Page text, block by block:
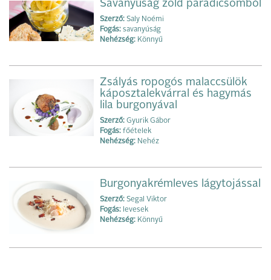
Savanyúság zöld paradicsomból
Szerző: Saly Noémi
Fogás: savanyúság
Nehézség: Könnyű
Zsályás ropogós malaccsülök
káposztalekvárral és hagymás
lila burgonyával
Szerző: Gyurik Gábor
Fogás: főételek
Nehézség: Nehéz
Burgonyakrémleves lágytojással
Szerző: Segal Viktor
Fogás: levesek
Nehézség: Könnyű